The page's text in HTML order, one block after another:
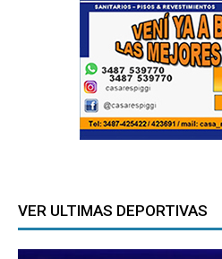
VER ULTIMAS DEPORTIVAS